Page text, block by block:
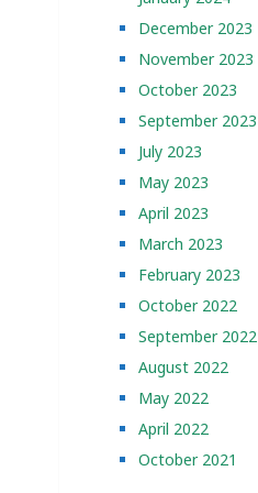
December 2023
November 2023
October 2023
September 2023
July 2023
May 2023
April 2023
March 2023
February 2023
October 2022
September 2022
August 2022
May 2022
April 2022
October 2021